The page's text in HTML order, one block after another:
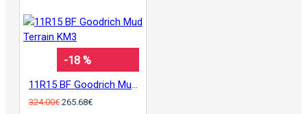
-18 %
11R15 BF Goodrich Mud Terrain KM3
324.00€ 265.68€